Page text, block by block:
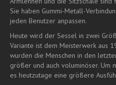
Sie haben Gummi-Metall-
jeden Benutzer anpassen.
Heute wird der Sessel in zwei
Variante ist dem Meisterwerk aus
wurden die Menschen in den
größer und auch voluminöser. Um
es heutzutage eine größere